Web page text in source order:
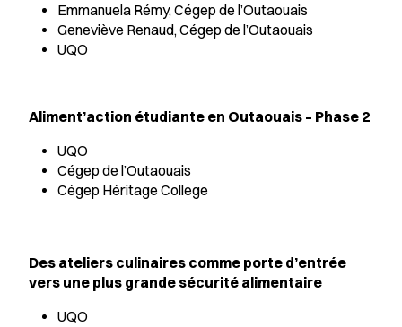
Emmanuela Rémy, Cégep de l’Outaouais
Geneviève Renaud, Cégep de l’Outaouais
UQO
Aliment’action étudiante en Outaouais – Phase 2
UQO
Cégep de l’Outaouais
Cégep Héritage College
Des ateliers culinaires comme porte d’entrée
vers une plus grande sécurité alimentaire
UQO